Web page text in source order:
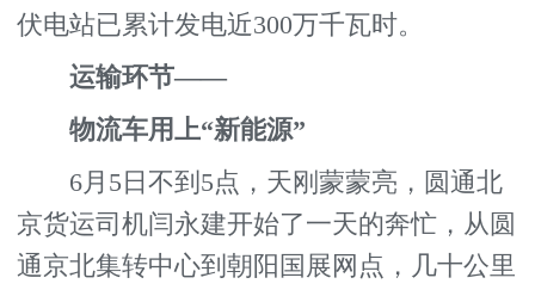
伏电站已累计发电近300万千瓦时。
运输环节——
物流车用上“新能源”
6月5日不到5点，天刚蒙蒙亮，圆通北
京货运司机闫永建开始了一天的奔忙，从圆
通京北集转中心到朝阳国展网点，几十公里